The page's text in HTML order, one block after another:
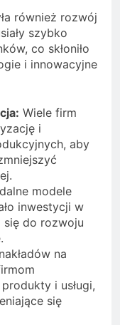
również rozwój
szybko
co skłoniło
i innowacyjne
Wiele firm
i
aby
modele
inwestycji w
się do rozwoju
na
i usługi,
się